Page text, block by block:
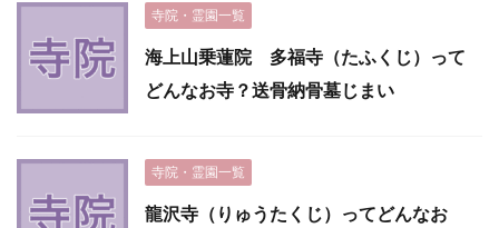
寺院・霊園一覧
海上山乗蓮院 多福寺（たふくじ）って
どんなお寺？送骨納骨墓じまい
寺院・霊園一覧
龍沢寺（りゅうたくじ）ってどんなお